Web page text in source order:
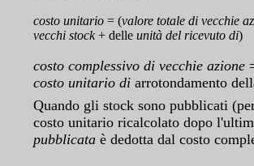
costo unitario = (valore totale di vecchie
vecchi stock+ delle unità del ricevuto di)
costo complessivo di vecchie azione
costo unitario di arrotondamento
Quando gli stock sono pubblicati
costo unitario ricalcolato dopo
pubblicata è dedotta dal costo